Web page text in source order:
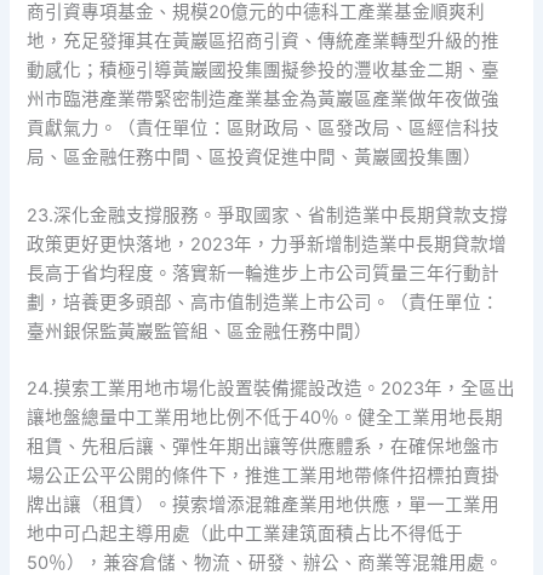
商引資專項基金、規模20億元的中德科工產業基金順爽利
地，充足發揮其在黃巖區招商引資、傳統產業轉型升級的推
動感化；積極引導黃巖國投集團擬參投的灃收基金二期、臺
州市臨港產業帶緊密制造產業基金為黃巖區產業做年夜做強
貢獻氣力。（責任單位：區財政局、區發改局、區經信科技
局、區金融任務中間、區投資促進中間、黃巖國投集團）
23.深化金融支撐服務。爭取國家、省制造業中長期貸款支撐
政策更好更快落地，2023年，力爭新增制造業中長期貸款增
長高于省均程度。落實新一輪進步上市公司質量三年行動計
劃，培養更多頭部、高市值制造業上市公司。（責任單位：
臺州銀保監黃巖監管組、區金融任務中間）
24.摸索工業用地市場化設置裝備擺設改造。2023年，全區出
讓地盤總量中工業用地比例不低于40％。健全工業用地長期
租賃、先租后讓、彈性年期出讓等供應體系，在確保地盤市
場公正公平公開的條件下，推進工業用地帶條件招標拍賣掛
牌出讓（租賃）。摸索增添混雜產業用地供應，單一工業用
地中可凸起主導用處（此中工業建筑面積占比不得低于
50％），兼容倉儲、物流、研發、辦公、商業等混雜用處。